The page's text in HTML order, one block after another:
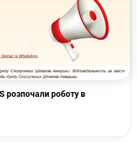
розпочали роботу в